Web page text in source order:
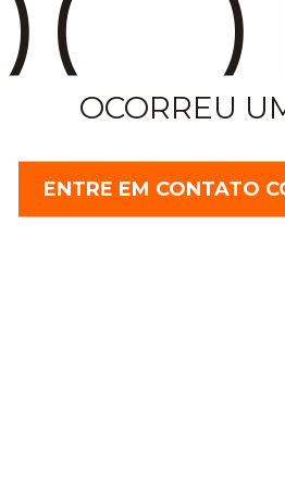
OCORREU
ENTRE EM CONTATO